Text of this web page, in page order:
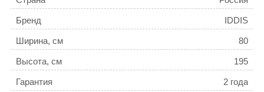
Бренд IDDIS
Ширина, см 80
Высота, см 195
Гарантия 2 года